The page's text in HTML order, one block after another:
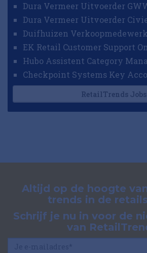
Dura Vermeer Uitvoerder
Dura Vermeer Uitvoerder
Duifhuizen
EK Retail Customer Support
Hubo Assistent Category
RetailTrends Jobs
Altijd op de hoogte
trends in de
Schrijf je nu in voor de
van